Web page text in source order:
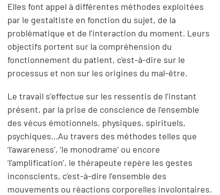
Elles font appel à différentes méthodes exploitées
par le gestaltiste en fonction du sujet, de la
problématique et de l’interaction du moment. Leurs
objectifs portent sur la compréhension du
fonctionnement du patient, c'est-à-dire sur le
processus et non sur les origines du mal-être.
Le travail s’effectue sur les ressentis de l’instant
présent, par la prise de conscience de l’ensemble
des vécus émotionnels, physiques, spirituels,
psychiques…Au travers des méthodes telles que
‘l’awareness’, ‘le monodrame’ ou encore
‘l’amplification’, le thérapeute repère les gestes
inconscients, c'est-à-dire l’ensemble des
mouvements ou réactions corporelles involontaires.